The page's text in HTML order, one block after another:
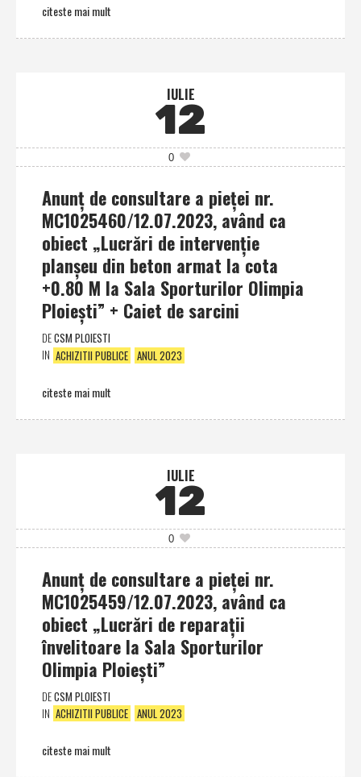
citeste mai mult
IULIE
12
0
Anunţ de consultare a pieţei nr.
MC1025460/12.07.2023, având ca
obiect „Lucrări de intervenţie
planşeu din beton armat la cota
+0.80 M la Sala Sporturilor Olimpia
Ploieşti” + Caiet de sarcini
DECSM PLOIESTI
IN ACHIZITII PUBLICE ANUL 2023
citeste mai mult
IULIE
12
0
Anunţ de consultare a pieţei nr.
MC1025459/12.07.2023, având ca
obiect „Lucrări de reparaţii
învelitoare la Sala Sporturilor
Olimpia Ploieşti”
DECSM PLOIESTI
IN ACHIZITII PUBLICE ANUL 2023
citeste mai mult